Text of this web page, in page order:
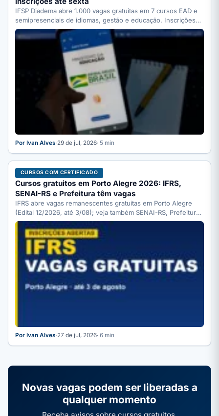
IFSP Diadema abre 1.000 vagas gratuitas em 7 cursos EAD e
semipresenciais de idiomas, gestão e educação. Inscrições…
Por Ivan Alves·29 de jul, 2026· 5 min
CURSOS COM CERTIFICADO
Cursos gratuitos em Porto Alegre 2026: IFRS,
SENAI-RS e Prefeitura têm vagas
IFRS abre vagas remanescentes gratuitas em Porto Alegre
(Edital 12/2026, até 3/08); veja também SENAI-RS, Prefeitura
(SMIDH) e…
Por Ivan Alves·27 de jul, 2026· 6 min
Novas vagas podem ser liberadas a
qualquer momento